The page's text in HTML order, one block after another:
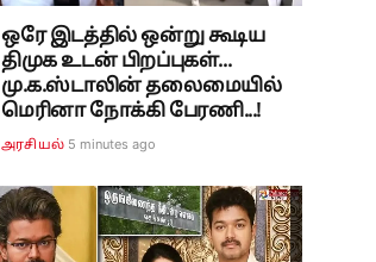
ஒரே இடத்தில் ஒன்று கூடிய
திமுக உடன் பிறப்புகள்...
மு.க.ஸ்டாலின் தலைமையில்
மெரினா நோக்கி பேரணி...!
அரசியல் 5 minutes ago